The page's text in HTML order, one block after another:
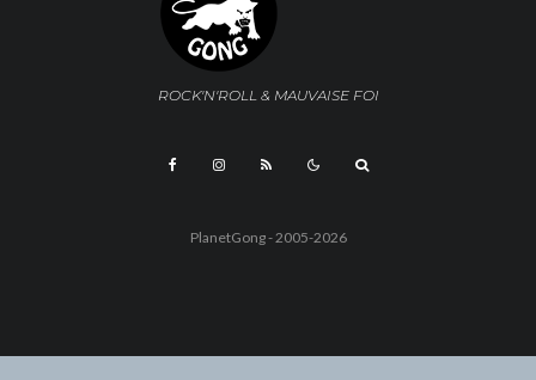
ROCK'N'ROLL & MAUVAISE FOI
PlanetGong - 2005-2026